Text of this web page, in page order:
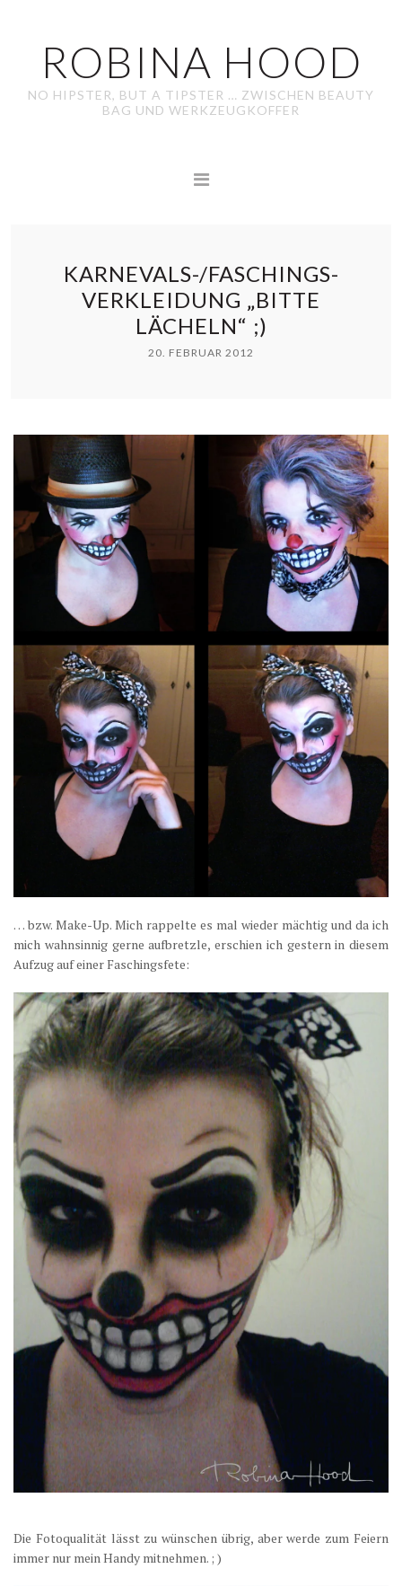
ROBINA HOOD
NO HIPSTER, BUT A TIPSTER … ZWISCHEN BEAUTY
BAG UND WERKZEUGKOFFER
KARNEVALS-/FASCHINGS-
VERKLEIDUNG „BITTE
LÄCHELN“ ;)
20. FEBRUAR 2012
… bzw. Make-Up. Mich rappelte es mal wieder mächtig und da ich
mich wahnsinnig gerne aufbretzle, erschien ich gestern in diesem
Aufzug auf einer Faschingsfete:
Die Fotoqualität lässt zu wünschen übrig, aber werde zum Feiern
immer nur mein Handy mitnehmen. ; )